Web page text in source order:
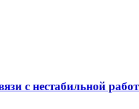
с нестабильной